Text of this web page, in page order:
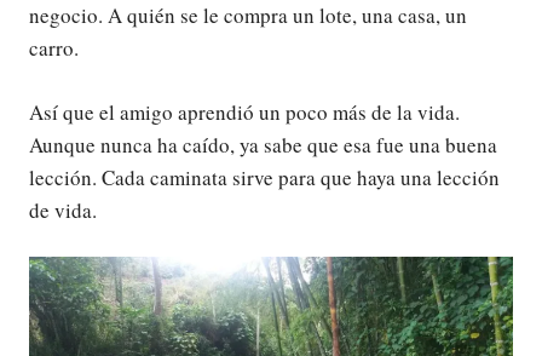
negocio. A quién se le compra un lote, una casa, un
carro.
Así que el amigo aprendió un poco más de la vida.
Aunque nunca ha caído, ya sabe que esa fue una buena
lección. Cada caminata sirve para que haya una lección
de vida.